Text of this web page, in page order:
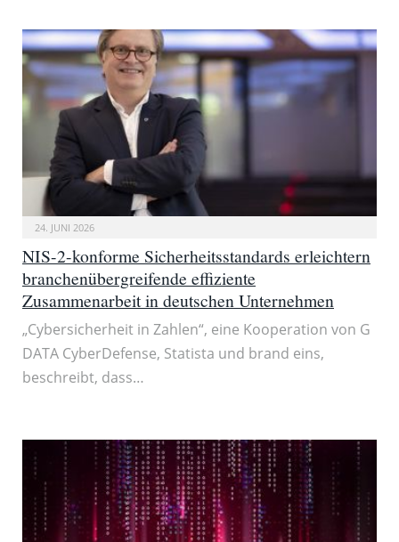
24. JUNI 2026
NIS-2-konforme Sicherheitsstandards erleichtern
branchenübergreifende effiziente
Zusammenarbeit in deutschen Unternehmen
„Cybersicherheit in Zahlen“, eine Kooperation von G
DATA CyberDefense, Statista und brand eins,
beschreibt, dass…